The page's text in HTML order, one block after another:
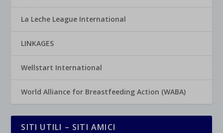
La Leche League International
LINKAGES
Wellstart International
World Alliance for Breastfeeding Action (WABA)
SITI UTILI – SITI AMICI